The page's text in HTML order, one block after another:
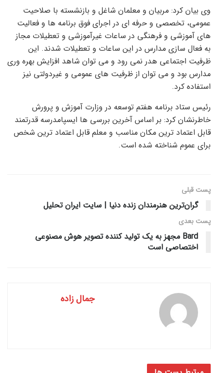
وی بیان کرد: مربیان و معلمان شاغل و بازنشسته با صلاحیت
عمومی، تخصصی و حرفه ای در اجرای فوق برنامه ها و فعالیت
های آموزشی و فرهنگی در ساعات غیرآموزشی و تعطیلات مجاز
به فعال سازی مدارس در این ساعات و تعطیلات شدند. این
ظرفیت اجتماعی هدر نمی رود و می توان شاهد افزایش بهره وری
مدارس بود و می توان از ظرفیت های عمومی و غیردولتی نیز
استفاده کرد.
رئیس ستاد برنامه هفتم توسعه در وزارت آموزش و پرورش
خاطرنشان کرد: بر اساس آخرین بررسی ها ایسپامدرسه قدرتمند
قابل اعتماد ترین مکان مناسب و معلم قابل اعتماد ترین شخص
برای عموم شناخته شده است.
پست قبلی
گران‌ترین هنرمندان زنده دنیا | سایت ایران تحلیل
پست‌ بعدی
Bard مجهز به یک تولید کننده تصویر هوش مصنوعی
اختصاصی است
جمال زاده